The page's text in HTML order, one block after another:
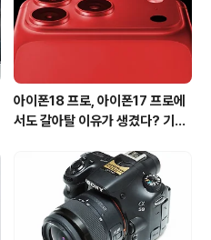
아이폰18 프로, 아이폰17 프로에
서도 갈아탈 이유가 생겼다? 기대